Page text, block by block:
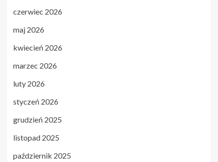
czerwiec 2026
maj 2026
kwiecień 2026
marzec 2026
luty 2026
styczeń 2026
grudzień 2025
listopad 2025
październik 2025